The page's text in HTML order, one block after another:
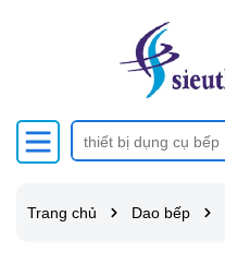
Trang chủ Dao bếp